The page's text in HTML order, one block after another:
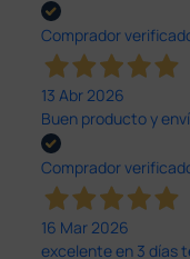
Comprador
13 Abr 2026
Buen producto y
Comprador
16 Mar 2026
excelente en 3 días